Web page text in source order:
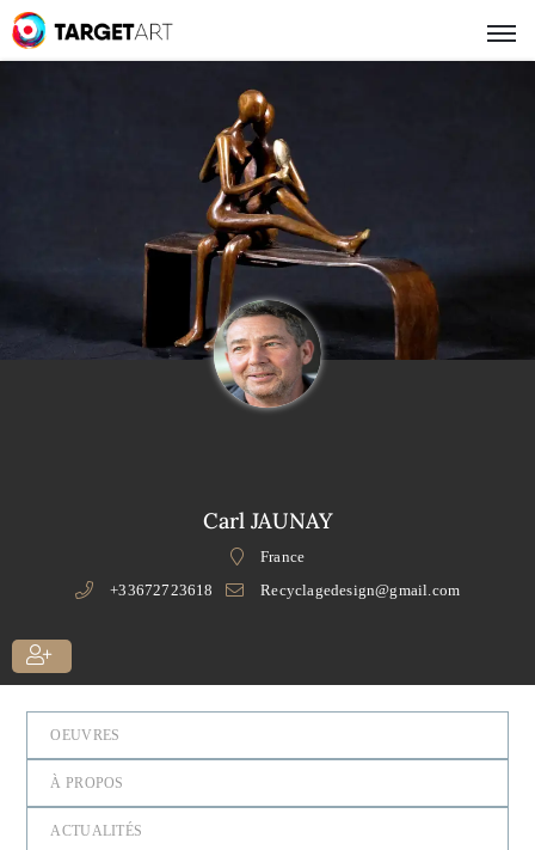
Carl JAUNAY
France
+33672723618
Recyclagedesign@gmail.com
OEUVRES
À PROPOS
ACTUALITÉS